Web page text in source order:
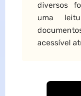
diversos
uma
acessível